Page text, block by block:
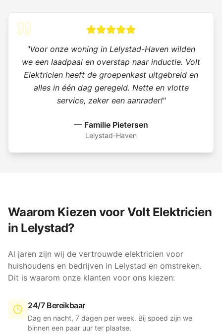
"Voor onze woning in Lelystad-Haven wilden
we een laadpaal en overstap naar inductie. Volt
Elektricien heeft de groepenkast uitgebreid en
alles in één dag geregeld. Nette en vlotte
service, zeker een aanrader!"
— Familie Pietersen
Lelystad-Haven
Waarom Kiezen voor Volt Elektricien
in Lelystad?
Al jaren zijn wij de vertrouwde elektricien voor
huishoudens en bedrijven in Lelystad en omstreken.
Dit is waarom onze klanten voor ons kiezen:
24/7 Bereikbaar
Dag en nacht, 7 dagen per week. Bij spoed zijn we
binnen een paar uur ter plaatse.